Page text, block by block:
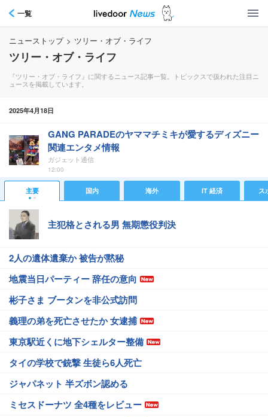
一覧
ニューストップ > ツリー・オブ・ライフ
ツリー・オブ・ライフ
『ツリー・オブ・ライフ』に関するニュース記事一覧。トピックスで扱われた注目ニ
ュースを掲載しています。
2025年4月18日
GANG PARADEのヤママチミキが愛するディズニー
関連エンタメ情報
ガジェット通信
12:00
主要 国内 海外 IT 経済 ス
主犯格とされる男 無期懲役判決
2人の遺体遺棄か 被告が黙秘
地震当日パーティー 辞任の意向
彬子さま ブータンを非公式訪問
義理の弟を死亡させたか 女逮捕
東京駅近くに地下シェルター整備
タイの学校で銃撃 生徒ら6人死亡
ジャパネット 半ズボン認める
ミセスドーナツ 全4種をレビュー